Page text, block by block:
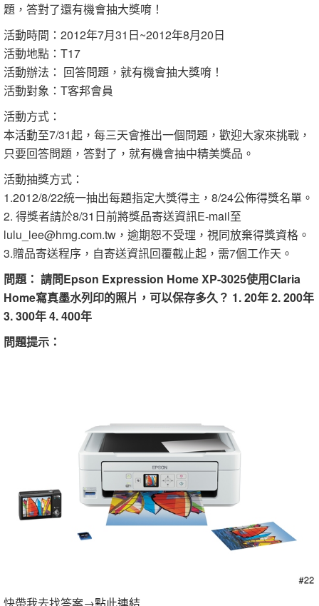
題，答對了還有機會抽大獎唷！
活動時間：2012年7月31日~2012年8月20日
活動地點：T17
活動辦法： 回答問題，就有機會抽大獎唷！
活動對象：T客邦會員
活動方式：
本活動至7/31起，每三天會推出一個問題，歡迎大家來挑戰，
只要回答問題，答對了，就有機會抽中精美獎品。
活動抽獎方式：
1.2012/8/22統一抽出每題指定大獎得主，8/24公佈得獎名單。
2. 得獎者請於8/31日前將獎品寄送資訊E-mail至
lulu_lee@hmg.com.tw，逾期恕不受理，視同放棄得獎資格。
3.贈品寄送程序，自寄送資訊回覆截止起，需7個工作天。
問題： 請問Epson Expression Home XP-3025使用Claria
Home寫真墨水列印的照片，可以保存多久？ 1. 20年 2. 200年
3. 300年 4. 400年
問題提示：